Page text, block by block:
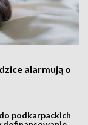
alarmują o
podkarpackich